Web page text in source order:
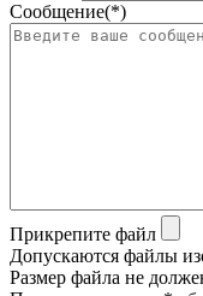
Сообщение(*)
Прикрепите файл
Допускаются файлы
Размер файла не